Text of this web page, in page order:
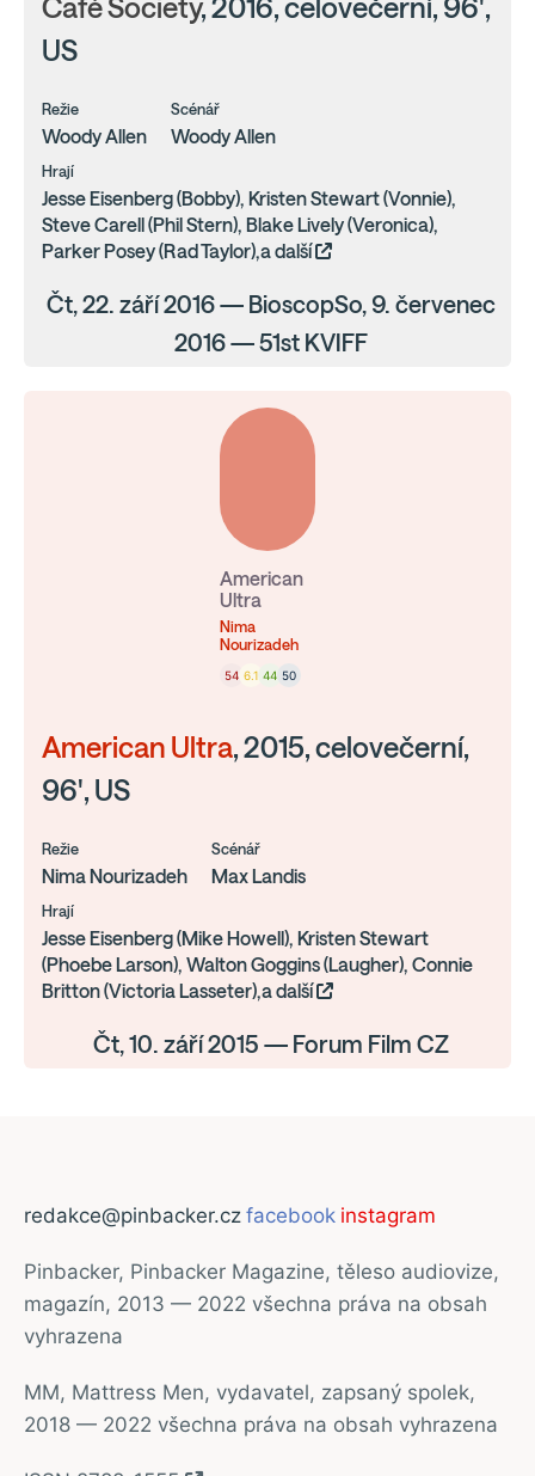
Café Society, 2016, celovečerní, 96',
US
Režie
Woody Allen
Scénář
Woody Allen
Hrají
Jesse Eisenberg (Bobby), Kristen Stewart (Vonnie),
Steve Carell (Phil Stern), Blake Lively (Veronica),
Parker Posey (Rad Taylor),a další
Čt, 22. září 2016 — BioscopSo, 9. červenec
2016 — 51st KVIFF
American
Ultra
Nima
Nourizadeh
54 6.1 44 50
American Ultra, 2015, celovečerní,
96', US
Režie
Nima Nourizadeh
Scénář
Max Landis
Hrají
Jesse Eisenberg (Mike Howell), Kristen Stewart
(Phoebe Larson), Walton Goggins (Laugher), Connie
Britton (Victoria Lasseter),a další
Čt, 10. září 2015 — Forum Film CZ
redakce@pinbacker.cz facebook instagram
Pinbacker, Pinbacker Magazine, těleso audiovize,
magazín, 2013 — 2022 všechna práva na obsah
vyhrazena
MM, Mattress Men, vydavatel, zapsaný spolek,
2018 — 2022 všechna práva na obsah vyhrazena